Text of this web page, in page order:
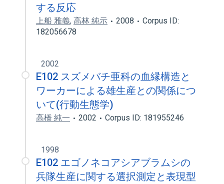
する反応
上船 雅義, 高林 純示 2008
Corpus ID:
182056678
2002
E102 スズメバチ亜科の血縁構造と
ワーカーによる雄生産との関係につ
いて(行動生態学)
高橋 純一 2002 Corpus ID: 181955246
1998
E102 エゴノネコアシアブラムシの
兵隊生産に関する選択測定と表現型